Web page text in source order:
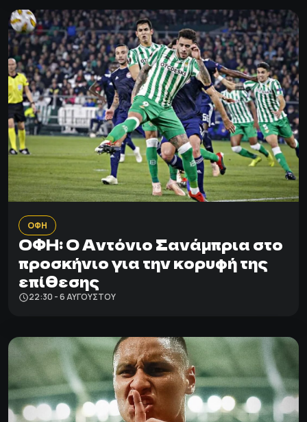
ΟΦΗ
ΟΦΗ: Ο Αντόνιο Σανάμπρια στο
προσκήνιο για την κορυφή της
επίθεσης
22:30 - 6 ΑΥΓΟΎΣΤΟΥ